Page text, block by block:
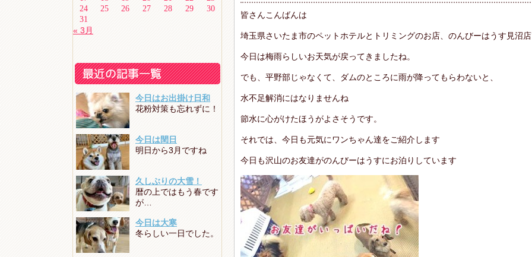
24
25 26 27 28 29
30
31
« 3月
今日はお出掛け日和
花粉対策も忘れずに！
今日は閏日
明日から3月ですね
久しぶりの大雪！
暦の上ではもう春です
が…
今日は大寒
冬らしい一日でした。
皆さんこんばんは
埼玉県さいたま市のペットホテルとトリミングのお店、のんびーはうす見沼
今日は梅雨らしいお天気が戻ってきましたね。
でも、平野部じゃなくて、ダムのところに雨が降ってもらわないと、
水不足解消にはなりませんね
節水に心がけたほうがよさそうです。
それでは、今日も元気にワンちゃん達をご紹介します
今日も沢山のお友達がのんびーはうすにお泊りしています